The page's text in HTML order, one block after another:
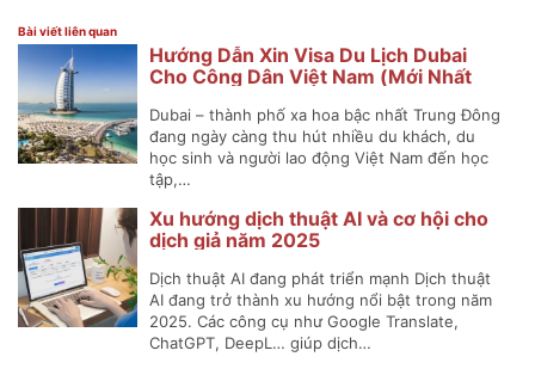
Bài viết liên quan
Hướng Dẫn Xin Visa Du Lịch Dubai
Cho Công Dân Việt Nam (Mới Nhất
Dubai – thành phố xa hoa bậc nhất Trung Đông
đang ngày càng thu hút nhiều du khách, du
học sinh và người lao động Việt Nam đến học
tập,…
Xu hướng dịch thuật AI và cơ hội cho
dịch giả năm 2025
Dịch thuật AI đang phát triển mạnh Dịch thuật
AI đang trở thành xu hướng nổi bật trong năm
2025. Các công cụ như Google Translate,
ChatGPT, DeepL… giúp dịch…